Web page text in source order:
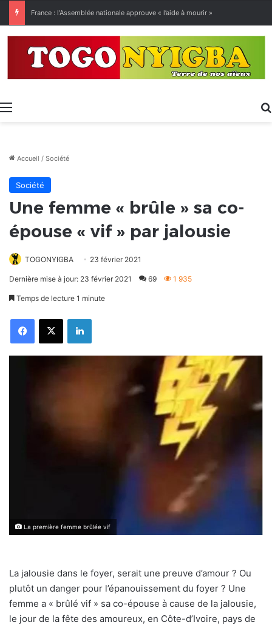
Menu
Accueil / Société
Société
Une femme « brûle » sa co-
épouse « vif » par jalousie
TOGONYIGBA 23 février 2021
Dernière mise à jour: 23 février 2021 69 1 935
Temps de lecture 1 minute
FacebookX Linkedin
La première femme brûlée vif
La jalousie dans le foyer, serait une preuve d’amour ? Ou
plutôt un danger pour l’épanouissement du foyer ? Une
femme a « brûlé vif » sa co-épouse à cause de la jalousie,
le jour de la fête des amoureux, en Côte-d’Ivoire, pays de